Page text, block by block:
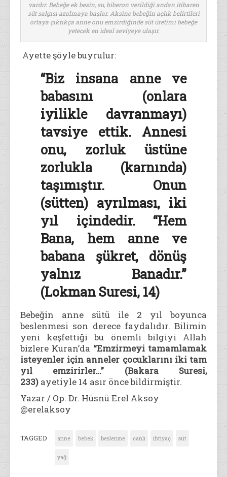
vardır. Bebeğe ek besin, su, biberon verildiği andan itibaren
süt salgısı azalmaya başlar. Aksine bebeğin açlık belirtileri
ortaya çıktıkça anne onu emzirdiğinde süt üretimi bebeğe
yetecek en ideal seviyeye ulaşır.
Ayette şöyle buyrulur:
“Biz insana anne ve
babasını (onlara
iyilikle davranmayı)
tavsiye ettik. Annesi
onu, zorluk üstüne
zorlukla (karnında)
taşımıştır. Onun
(sütten) ayrılması, iki
yıl içindedir. “Hem
Bana, hem anne ve
babana şükret, dönüş
yalnız Banadır.”
(Lokman Suresi, 14)
Bebeğin anne sütü ile 2 yıl boyunca
beslenmesi son derece faydalıdır. Bilimin
yeni keşfettiği bu önemli bilgiyi Allah
bizlere Kuran’da “Emzirmeyi tamamlamak
isteyenler için anneler çocuklarını iki tam
yıl emzirirler…” (Bakara Suresi,
233) ayetiyle 14 asır önce bildirmiştir.
Yazar / Op. Dr. Hüsnü Erel Aksoy
@erelaksoy
TAGGED anne bebek beslenme canlı ihtiyaç süt
yağ